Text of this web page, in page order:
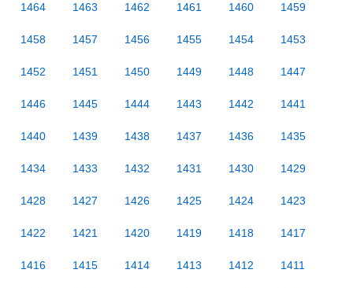
1464 1463 1462 1461 1460 1459
1458 1457 1456 1455 1454 1453
1452 1451 1450 1449 1448 1447
1446 1445 1444 1443 1442 1441
1440 1439 1438 1437 1436 1435
1434 1433 1432 1431 1430 1429
1428 1427 1426 1425 1424 1423
1422 1421 1420 1419 1418 1417
1416 1415 1414 1413 1412 1411